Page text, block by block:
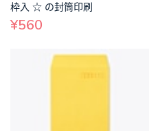
枠入 ☆ の封筒印刷
¥560